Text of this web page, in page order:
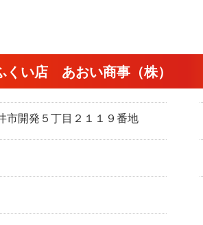
くい店 あおい商事（株）
開発５丁目２１１９番地